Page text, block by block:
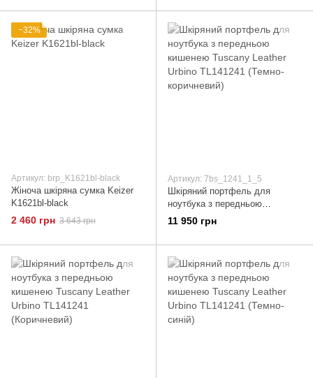
−32%
Артикул: brp_K1621bl-black
Жіноча шкіряна сумка Keizer
K1621bl-black
2 460 грн 3 643 грн
Артикул: 7bs_1241_1_5
Шкіряний портфель для
ноутбука з передньою
кишенею Tuscany Leather
Urbino TL141241 (Темно-
11 950 грн